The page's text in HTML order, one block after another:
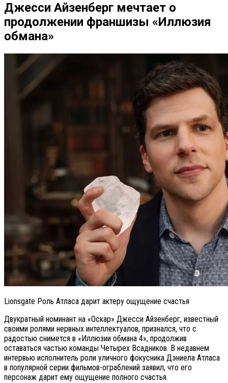
Джесси Айзенберг мечтает о
продолжении франшизы «Иллюзия
обмана»
Lionsgate Роль Атласа дарит актеру ощущение счастья
Двукратный номинант на «Оскар» Джесси Айзенберг, известный
своими ролями нервных интеллектуалов, признался, что с
радостью снимется в «Иллюзии обмана 4», продолжив
оставаться частью команды Четырех Всадников. В недавнем
интервью исполнитель роли уличного фокусника Дэниела Атласа
в популярной серии фильмов-ограблений заявил, что его
персонаж дарит ему ощущение полного счастья.